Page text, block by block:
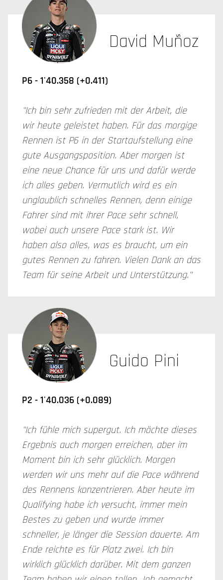
David Muñoz
P6 -1'40.358 (+0.411)
"Ich bin sehr zufrieden mit der Arbeit, die
wir heute geleistet haben. Für das morgige
Rennen ist P6 in der Startaufstellung eine
gute Ausgangsposition. Aber morgen ist
eine neue Chance für uns und dafür werde
ich alles geben. Vermutlich wird es ein
unglaublich schnelles Rennen, denn einige
Fahrer sind mit ihrer Pace sehr schnell,
wobei auch unsere Pace stark ist. Wir
haben also alles, was es braucht, um ein
gutes Rennen zu fahren. Vielen Dank an das
Team für seine Arbeit und Unterstützung."
Guido Pini
P2 - 1'40.036 (+0.089)
"Ich fühle mich supergut. Ich möchte dieses
Ergebnis auch morgen erreichen, aber im
Moment bin ich sehr glücklich. Morgen
werden wir uns mehr auf die Pace während
des Rennens konzentrieren. Aber heute im
Qualifying habe ich versucht, immer mein
Bestes zu geben und wurde immer
schneller, je länger die Session dauerte. Am
Ende reichte es für Platz zwei. Ich bin
wirklich glücklich darüber. Mit dem ganzen